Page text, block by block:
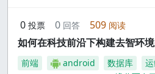
0 投票 0 回答 509 阅读
如何在科技前沿下构建去智环
前端 android 数据库